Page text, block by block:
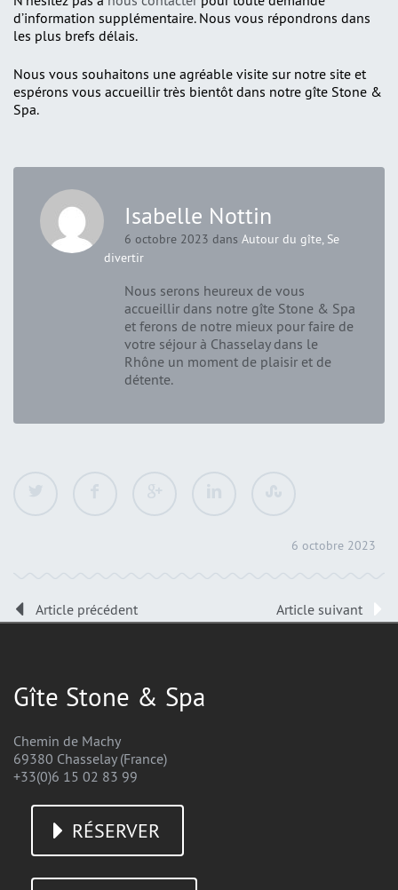
d’information supplémentaire. Nous vous répondrons dans
les plus brefs délais.
Nous vous souhaitons une agréable visite sur notre site et
espérons vous accueillir très bientôt dans notre gîte Stone &
Spa.
Isabelle Nottin
6 octobre 2023 dans Autour du gîte, Se
divertir
Nous serons heureux de vous
accueillir dans notre gîte Stone & Spa
et ferons de notre mieux pour faire de
votre séjour à Chasselay dans le
Rhône un moment de plaisir et de
détente.
6 octobre 2023
Article précédent Article suivant
Gîte Stone & Spa
Chemin de Machy
69380 Chasselay (France)
+33(0)6 15 02 83 99
RÉSERVER